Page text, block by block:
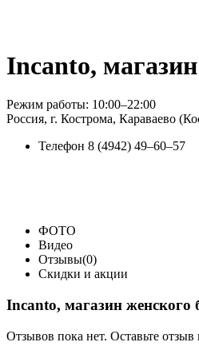
Incanto,
Режим работы: 10:00–22:00
Россия, г. Кострома, Караваево
Телефон 8 (4942) 49‒60‒57
ФОТО
Видео
Отзывы(0)
Скидки и акции
Incanto, магазин
Отзывов пока нет. Оставьте